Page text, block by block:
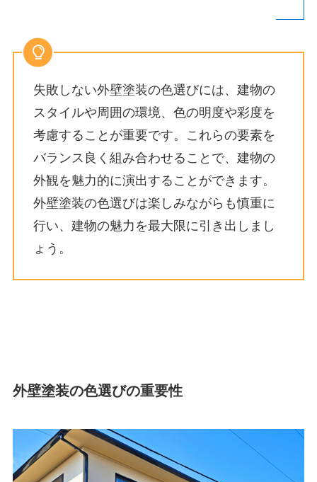
失敗しない外壁塗装の色選びには、建物の
スタイルや周囲の環境、色の明度や彩度を
考慮することが重要です。これらの要素を
バランス良く組み合わせることで、建物の
外観を魅力的に演出することができます。
外壁塗装の色選びは楽しみながらも慎重に
行い、建物の魅力を最大限に引き出しまし
ょう。
外壁塗装の色選びの重要性